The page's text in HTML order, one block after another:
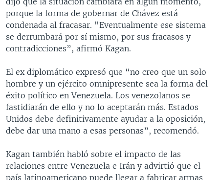
porque la forma de gobernar de Chávez está
condenada al fracasar. "Eventualmente ese sistema
se derrumbará por sí mismo, por sus fracasos y
contradicciones”, afirmó Kagan.
El ex diplomático expresó que “no creo que un solo
hombre y un ejército omnipresente sea la forma del
éxito político en Venezuela. Los venezolanos se
fastidiarán de ello y no lo aceptarán más. Estados
Unidos debe definitivamente ayudar a la oposición,
debe dar una mano a esas personas”, recomendó.
Kagan también habló sobre el impacto de las
relaciones entre Venezuela e Irán y advirtió que el
país latinoamericano puede llegar a fabricar armas